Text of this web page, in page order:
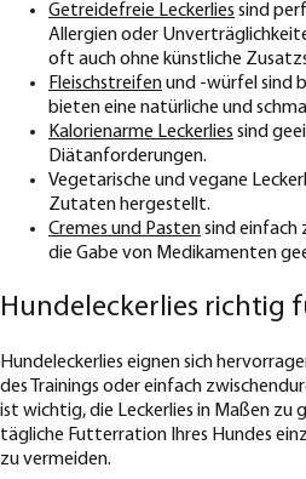
Getreidefreie Leckerlies sind
Allergien oder
oft auch ohne künstliche
Fleischstreifenund -würfel sind
bieten eine natürliche und
Kalorienarme Leckerlies sind
Diätanforderungen.
Vegetarische und vegane
Zutaten hergestellt.
Cremes und Pastensind einfach
die Gabe von Medikamenten
Hundeleckerlies richtig
Hundeleckerlies eignen sich
des Trainings oder einfach
ist wichtig, die Leckerlies in Maßen zu
tägliche Futterration Ihres Hundes
zu vermeiden.